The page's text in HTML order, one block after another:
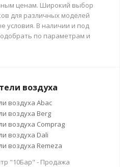
ценам. Широкий выбор
для различных моделей
условия. В наличии и под
по параметрам и
воздуха
воздуха Abac
воздуха Berg
воздуха Comprag
воздуха Dali
воздуха Remeza
"10Бар" - Продажа